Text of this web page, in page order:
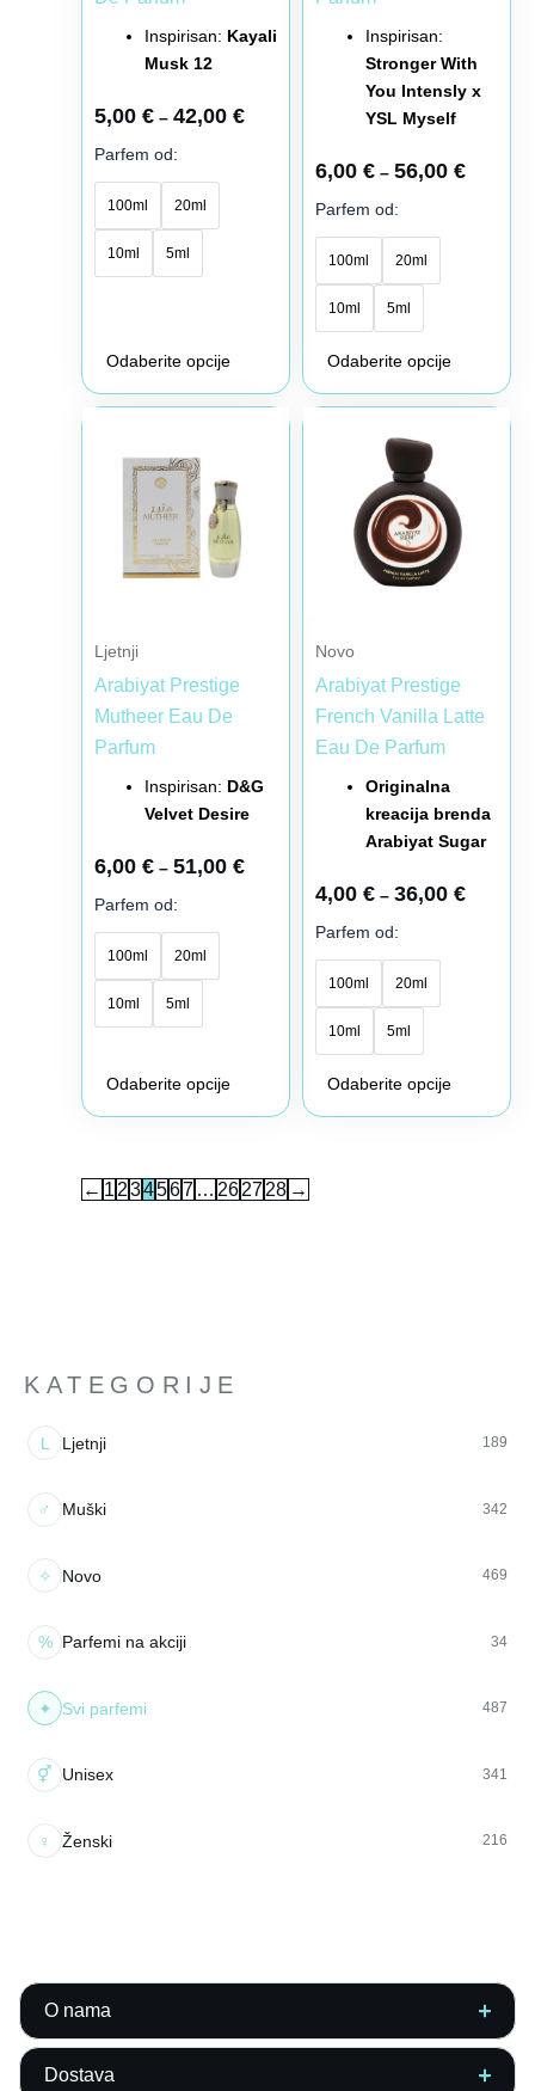
KATEGORIJE
L Ljetnji 189
♂ Muški 342
✧ Novo 469
% Parfemi na akciji 34
✦ Svi parfemi 487
⚥ Unisex 341
♀ Ženski 216
Inspirisan: Kayali
Musk 12
5,00 € – 42,00 €
Parfem od:
100ml 20ml
10ml 5ml
Odaberite opcije
Inspirisan:
Stronger With
You Intensly x
YSL Myself
6,00 € – 56,00 €
Parfem od:
100ml 20ml
10ml 5ml
Odaberite opcije
Ljetnji
Arabiyat Prestige
Mutheer Eau De
Parfum
Inspirisan: D&G
Velvet Desire
6,00 € – 51,00 €
Raspon
Parfem od:
100ml 20ml
10ml 5ml
Odaberite opcije
varijanti.
Opcije
Novo
Arabiyat Prestige
French Vanilla Latte
Eau De Parfum
Originalna
kreacija brenda
Arabiyat Sugar
4,00 € – 36,00 €
Raspon
Parfem od:
100ml 20ml
10ml 5ml
Odaberite opcije
proizvod
varijanti.
Opcije
← 1 234567 … 2627 28 →
O nama
Dostava